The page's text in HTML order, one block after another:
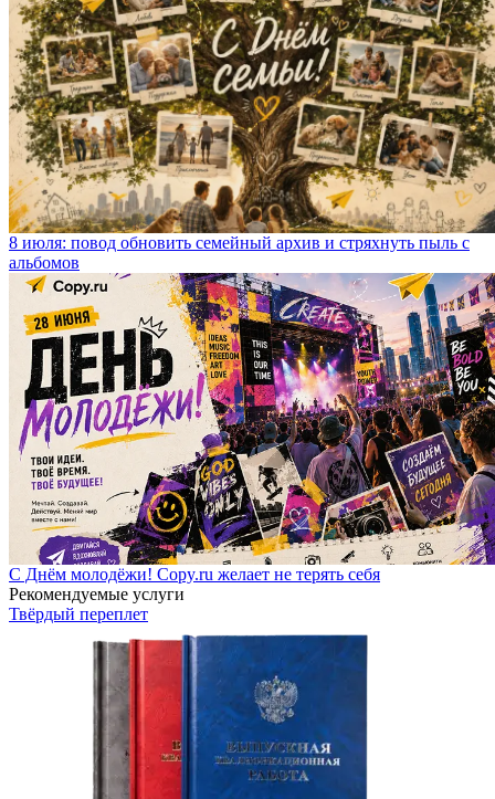
8 июля: повод обновить семейный архив и стряхнуть пыль с
альбомов
С Днём молодёжи! Copy.ru желает не терять себя
Рекомендуемые услуги
Твёрдый переплет